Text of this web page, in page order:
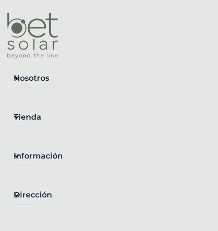
Nosotros
Tienda
Información
Dirección